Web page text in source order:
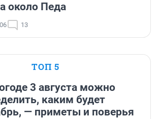
около Педа
13
ТОП 5
3 августа можно
каким будет
— приметы и поверья